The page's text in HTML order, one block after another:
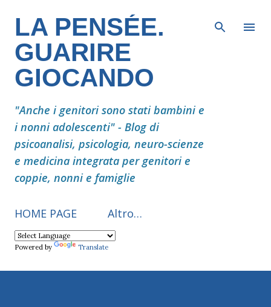
Passa ai contenuti principali
LA PENSÉE.
GUARIRE
GIOCANDO
"Anche i genitori sono stati bambini e
i nonni adolescenti" - Blog di
psicoanalisi, psicologia, neuro-scienze
e medicina integrata per genitori e
coppie, nonni e famiglie
HOME PAGE Altro…
Powered by Translate